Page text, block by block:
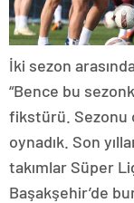
İki sezon
“Bence bu
fikstürü. Sezonu
oynadık. Son
takımlar Süper
Başakşehir’de